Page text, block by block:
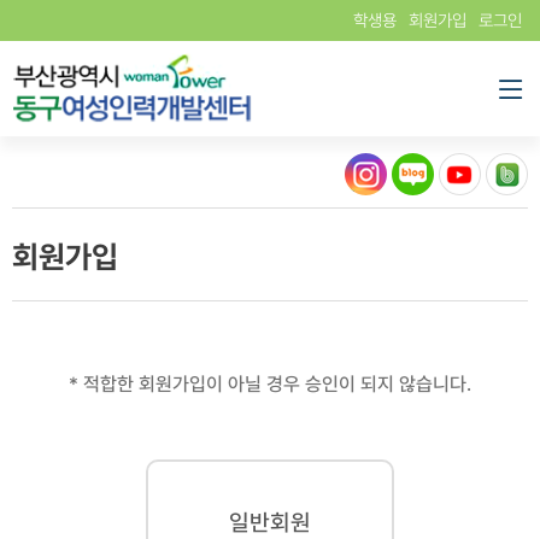
학생용 회원가입 로그인
회원가입
* 적합한 회원가입이 아닐 경우 승인이 되지 않습니다.
일반회원